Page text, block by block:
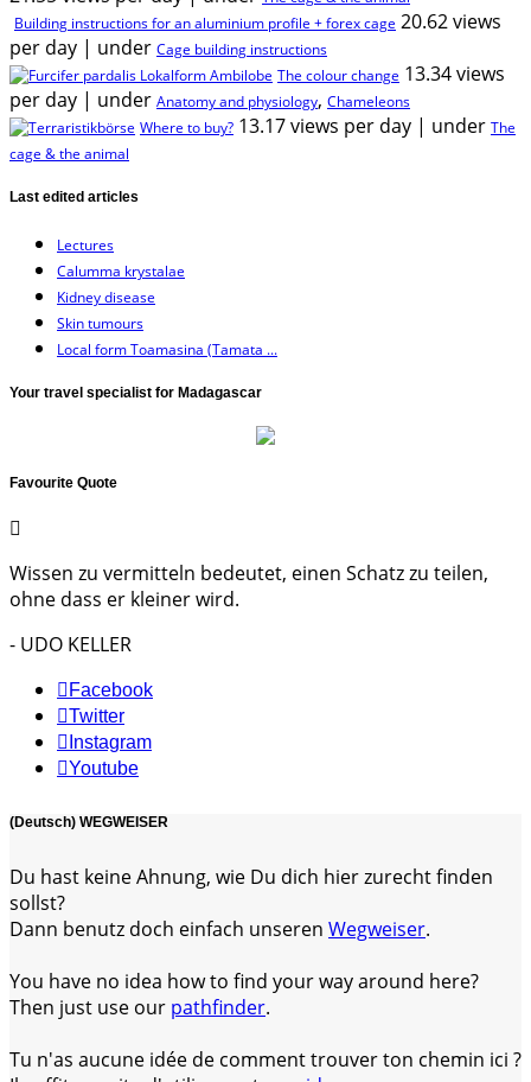
Building instructions for an aluminium profile + forex cage 20.62 views
per day | under Cage building instructions
The colour change 13.34 views
per day | under Anatomy and physiology, Chameleons
Where to buy? 13.17 views per day | under The
cage & the animal
Last edited articles
Lectures
Calumma krystalae
Kidney disease
Skin tumours
Local form Toamasina (Tamata ...
Your travel specialist for Madagascar
Favourite Quote
Wissen zu vermitteln bedeutet, einen Schatz zu teilen,
ohne dass er kleiner wird.
- UDO KELLER
Facebook
Twitter
Instagram
Youtube
(Deutsch) WEGWEISER
Du hast keine Ahnung, wie Du dich hier zurecht finden
sollst?
Dann benutz doch einfach unseren Wegweiser.
You have no idea how to find your way around here?
Then just use our pathfinder.
Tu n'as aucune idée de comment trouver ton chemin ici ?